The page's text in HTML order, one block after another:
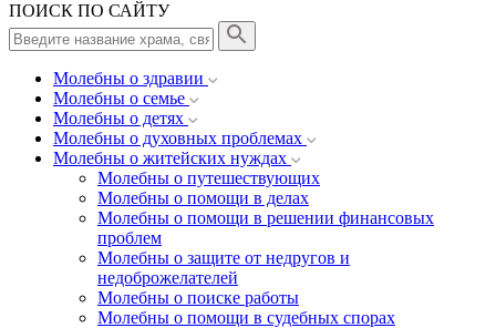
ПОИСК ПО САЙТУ
Молебны о здравии
Молебны о семье
Молебны о детях
Молебны о духовных проблемах
Молебны о житейских нуждах
Молебны о путешествующих
Молебны о помощи в делах
Молебны о помощи в решении финансовых
проблем
Молебны о защите от недругов и
недоброжелателей
Молебны о поиске работы
Молебны о помощи в судебных спорах